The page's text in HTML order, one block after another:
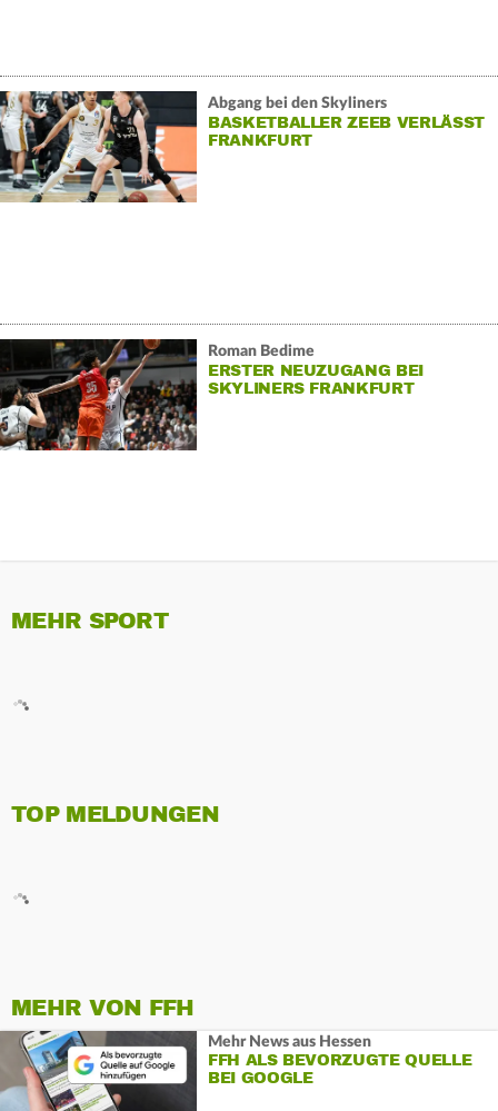
Abgang bei den Skyliners
BASKETBALLER ZEEB VERLÄSST
FRANKFURT
Roman Bedime
ERSTER NEUZUGANG BEI
SKYLINERS FRANKFURT
MEHR SPORT
TOP MELDUNGEN
MEHR VON FFH
Mehr News aus Hessen
FFH ALS BEVORZUGTE QUELLE
BEI GOOGLE